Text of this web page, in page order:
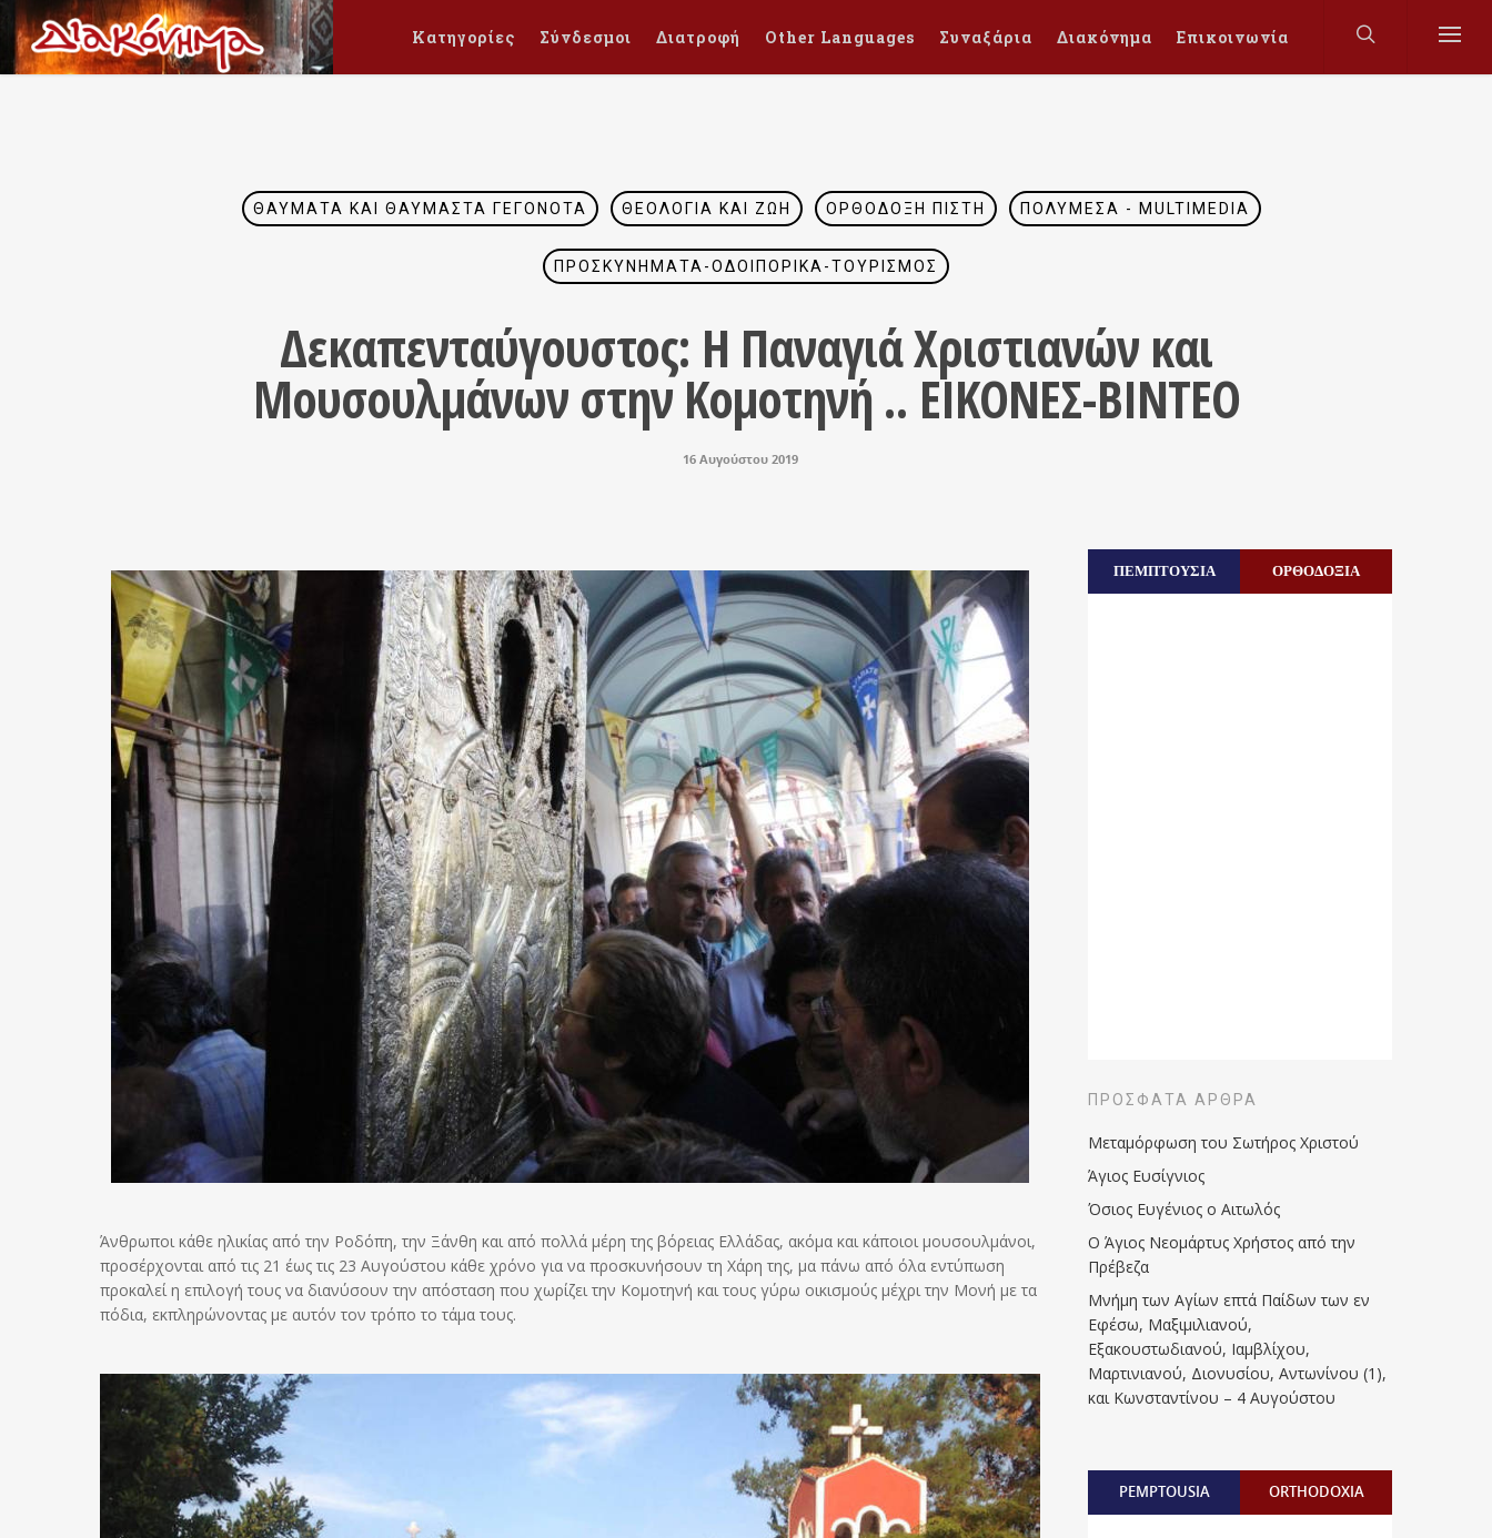
Κατηγορίες Σύνδεσμοι Διατροφή Other Languages Συναξάρια Διακόνημα Επικοινωνία
ΘΑΎΜΑΤΑ ΚΑΙ ΘΑΥΜΑΣΤΆ ΓΕΓΟΝΌΤΑ ΘΕΟΛΟΓΊΑ ΚΑΙ ΖΩΉ ΟΡΘΌΔΟΞΗ ΠΊΣΤΗ ΠΟΛΥΜΈΣΑ - MULTIMEDIA
ΠΡΟΣΚΥΝΉΜΑΤΑ-ΟΔΟΙΠΟΡΙΚΆ-ΤΟΥΡΙΣΜΌΣ
Δεκαπενταύγουστος: Η Παναγιά Χριστιανών και
Μουσουλμάνων στην Κομοτηνή .. ΕΙΚΟΝΕΣ-ΒΙΝΤΕΟ
16 Αυγούστου 2019
Άνθρωποι κάθε ηλικίας από την Ροδόπη, την Ξάνθη και από πολλά μέρη της βόρειας Ελλάδας, ακόμα και κάποιοι μουσουλμάνοι,
προσέρχονται από τις 21 έως τις 23 Αυγούστου κάθε χρόνο για να προσκυνήσουν τη Χάρη της, μα πάνω από όλα εντύπωση
προκαλεί η επιλογή τους να διανύσουν την απόσταση που χωρίζει την Κομοτηνή και τους γύρω οικισμούς μέχρι την Μονή με τα
πόδια, εκπληρώνοντας με αυτόν τον τρόπο το τάμα τους.
ΠΕΜΠΤΟΥΣΙΑ ΟΡΘΟΔΟΞΙΑ
ΠΡΌΣΦΑΤΑ ΆΡΘΡΑ
Μεταμόρφωση του Σωτήρος Χριστού
Άγιος Ευσίγνιος
Όσιος Ευγένιος ο Αιτωλός
Ο Άγιος Νεομάρτυς Χρήστος από την
Πρέβεζα
Μνήμη των Aγίων επτά Παίδων των εν
Eφέσω, Mαξιμιλιανού,
Eξακουστωδιανού, Iαμβλίχου,
Mαρτινιανού, Διονυσίου, Aντωνίνου (1),
και Kωνσταντίνου – 4 Αυγούστου
PEMPTOUSIA ORTHODOXIA